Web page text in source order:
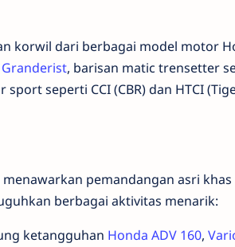
korwil dari berbagai model motor
Granderist, barisan matic trensetter
sport seperti CCI (CBR) dan HTCI
pemandangan asri khas
berbagai aktivitas menarik:
ketangguhan Honda ADV 160,